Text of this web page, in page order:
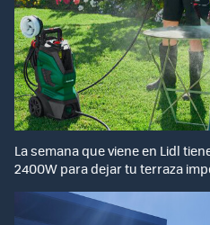
La semana que viene en Lidl
2400W para dejar tu terraza